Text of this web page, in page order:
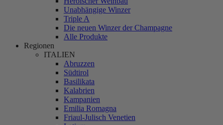
Unabhängige Winzer
Triple A
Die neuen Winzer der Champagne
Alle Produkte
Regionen
ITALIEN
Abruzzen
Südtirol
Basilikata
Kalabrien
Kampanien
Emilia Romagna
Friaul-Julisch Venetien